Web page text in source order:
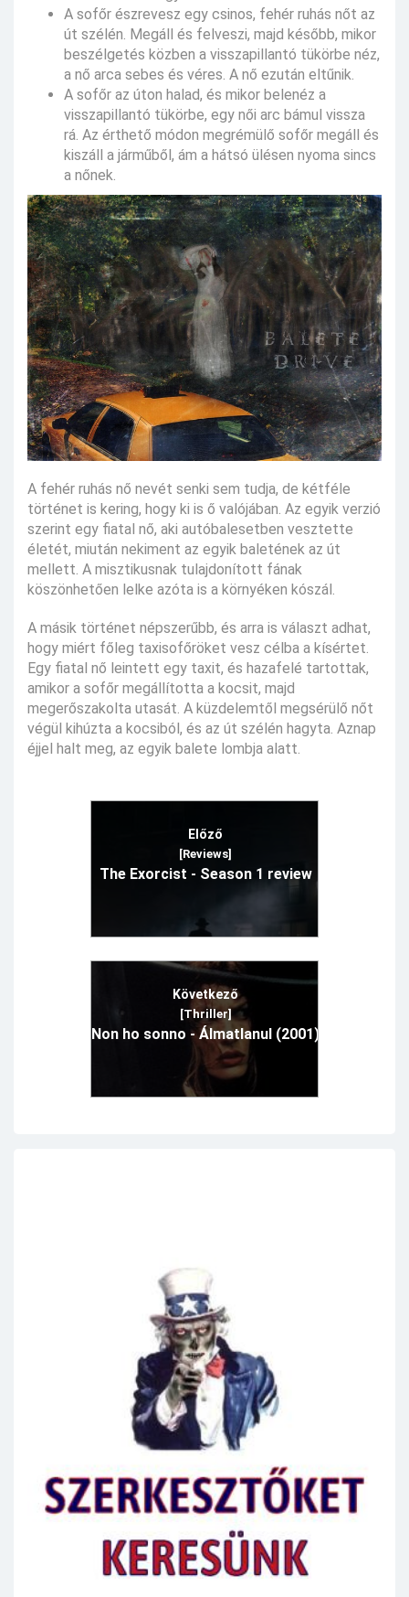
A sofőr észrevesz egy csinos, fehér ruhás nőt az
út szélén. Megáll és felveszi, majd később, mikor
beszélgetés közben a visszapillantó tükörbe néz,
a nő arca sebes és véres. A nő ezután eltűnik.
A sofőr az úton halad, és mikor belenéz a
visszapillantó tükörbe, egy női arc bámul vissza
rá. Az érthető módon megrémülő sofőr megáll és
kiszáll a járműből, ám a hátsó ülésen nyoma sincs
a nőnek.
A fehér ruhás nő nevét senki sem tudja, de kétféle
történet is kering, hogy ki is ő valójában. Az egyik verzió
szerint egy fiatal nő, aki autóbalesetben vesztette
életét, miután nekiment az egyik baletének az út
mellett. A misztikusnak tulajdonított fának
köszönhetően lelke azóta is a környéken kószál.
A másik történet népszerűbb, és arra is választ adhat,
hogy miért főleg taxisofőröket vesz célba a kísértet.
Egy fiatal nő leintett egy taxit, és hazafelé tartottak,
amikor a sofőr megállította a kocsit, majd
megerőszakolta utasát. A küzdelemtől megsérülő nőt
végül kihúzta a kocsiból, és az út szélén hagyta. Aznap
éjjel halt meg, az egyik balete lombja alatt.
Előző
[Reviews]
The Exorcist - Season 1 review
Következő
[Thriller]
Non ho sonno - Álmatlanul (2001)